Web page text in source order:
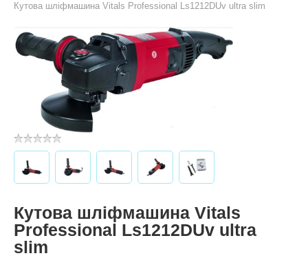
Кутова шліфмашина Vitals Professional Ls1212DUv ultra slim
Кутова шліфмашина Vitals
Professional Ls1212DUv ultra
slim